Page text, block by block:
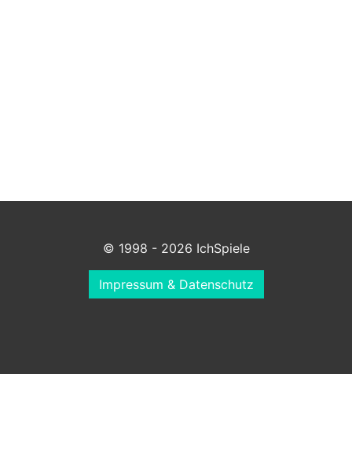
© 1998 - 2026 IchSpiele
Impressum & Datenschutz